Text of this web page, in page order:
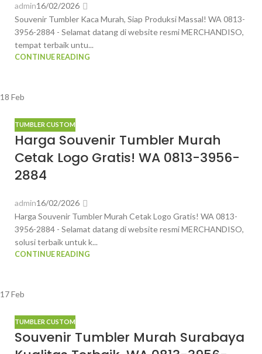
admin16/02/2026
Souvenir Tumbler Kaca Murah, Siap Produksi Massal! WA 0813-
3956-2884 - Selamat datang di website resmi MERCHANDISO,
tempat terbaik untu...
CONTINUE READING
18 Feb
TUMBLER CUSTOM
Harga Souvenir Tumbler Murah
Cetak Logo Gratis! WA 0813-3956-
2884
admin16/02/2026
Harga Souvenir Tumbler Murah Cetak Logo Gratis! WA 0813-
3956-2884 - Selamat datang di website resmi MERCHANDISO,
solusi terbaik untuk k...
CONTINUE READING
17Feb
TUMBLER CUSTOM
Souvenir Tumbler Murah Surabaya